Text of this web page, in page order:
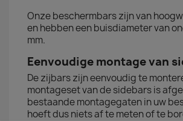
Onze beschermbars zijn van
en hebben een buisdiameter van
mm.
Eenvoudige montage van
De zijbars zijn eenvoudig te
montageset van de sidebars is
bestaande montagegaten in uw
hoeft dus niets af te meten of te